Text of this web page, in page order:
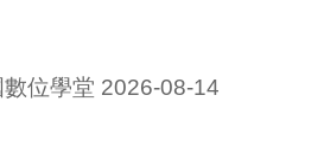
數位學堂 2026-08-14